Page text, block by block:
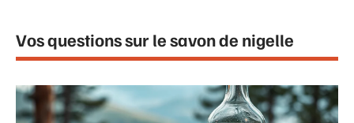
Vos questions sur le savon de nigelle